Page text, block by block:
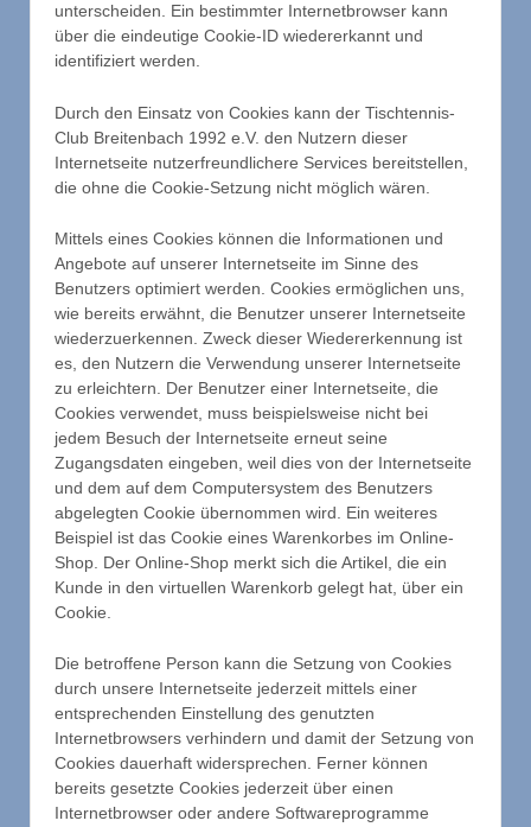
unterscheiden. Ein bestimmter Internetbrowser kann
über die eindeutige Cookie-ID wiedererkannt und
identifiziert werden.
Durch den Einsatz von Cookies kann der Tischtennis-
Club Breitenbach 1992 e.V. den Nutzern dieser
Internetseite nutzerfreundlichere Services bereitstellen,
die ohne die Cookie-Setzung nicht möglich wären.
Mittels eines Cookies können die Informationen und
Angebote auf unserer Internetseite im Sinne des
Benutzers optimiert werden. Cookies ermöglichen uns,
wie bereits erwähnt, die Benutzer unserer Internetseite
wiederzuerkennen. Zweck dieser Wiedererkennung ist
es, den Nutzern die Verwendung unserer Internetseite
zu erleichtern. Der Benutzer einer Internetseite, die
Cookies verwendet, muss beispielsweise nicht bei
jedem Besuch der Internetseite erneut seine
Zugangsdaten eingeben, weil dies von der Internetseite
und dem auf dem Computersystem des Benutzers
abgelegten Cookie übernommen wird. Ein weiteres
Beispiel ist das Cookie eines Warenkorbes im Online-
Shop. Der Online-Shop merkt sich die Artikel, die ein
Kunde in den virtuellen Warenkorb gelegt hat, über ein
Cookie.
Die betroffene Person kann die Setzung von Cookies
durch unsere Internetseite jederzeit mittels einer
entsprechenden Einstellung des genutzten
Internetbrowsers verhindern und damit der Setzung von
Cookies dauerhaft widersprechen. Ferner können
bereits gesetzte Cookies jederzeit über einen
Internetbrowser oder andere Softwareprogramme